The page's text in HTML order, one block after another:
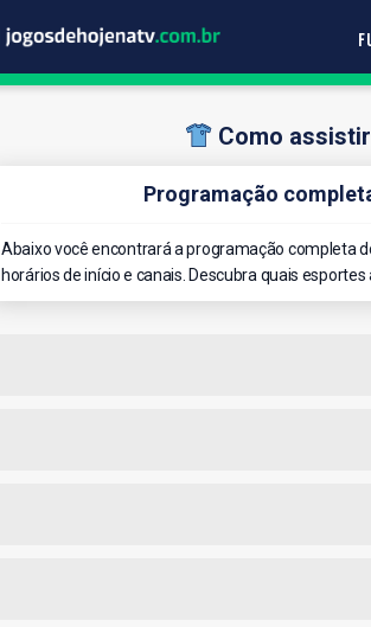
Como
Programação
Abaixo você encontrará a programação completa
horários de início e canais. Descubra quais